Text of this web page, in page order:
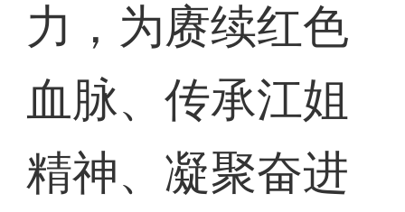
力，为赓续红色
血脉、传承江姐
精神、凝聚奋进